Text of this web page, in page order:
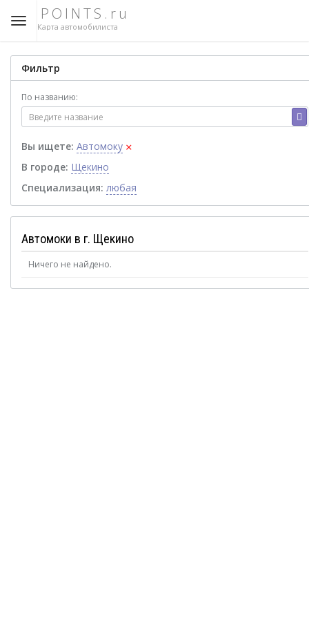
POINTS.ru
Карта автомобилиста
Фильтр
По названию:
Вы ищете: Автомоку ×
В городе: Щекино
Специализация: любая
Автомоки в г. Щекино
Ничего не найдено.